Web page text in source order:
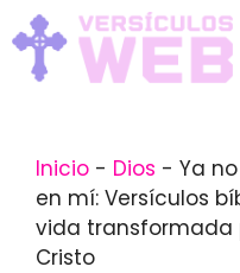
Skip
to
content
Inicio - Dios - Ya
en mí: Versículos
vida transformada
Cristo